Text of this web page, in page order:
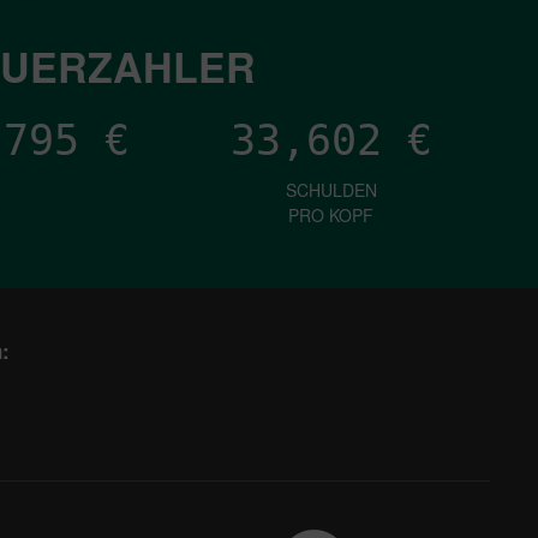
€ 33,602 €
SCHULDEN
PRO KOPF